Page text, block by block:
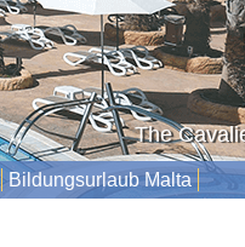
Bildungsurlaub Malta
The